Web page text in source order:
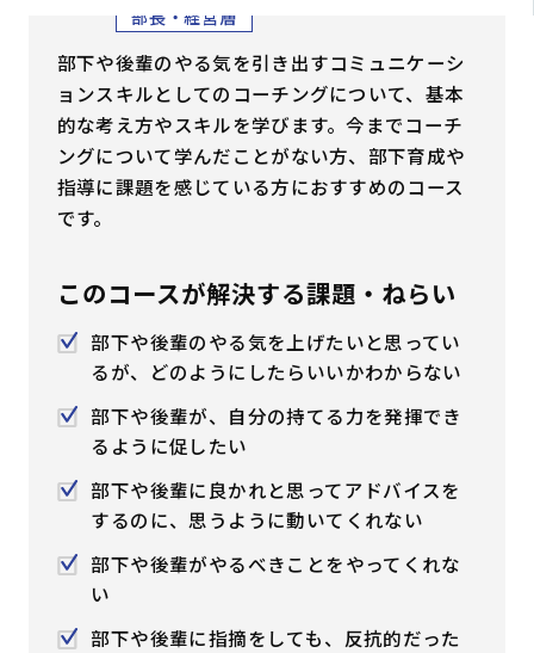
その他からコースを探す
はじめての方へ
サービスの特長
お問い合わせ 資料請求 メルマガ登録
開催間近 満席間近
管理者ログイン
受講者ログイン
部長・経営層
部下や後輩のやる気を引き出すコミュニケーシ
ョンスキルとしてのコーチングについて、基本
的な考え方やスキルを学びます。今までコーチ
ングについて学んだことがない方、部下育成や
指導に課題を感じている方におすすめのコース
です。
このコースが解決する課題・ねらい
部下や後輩のやる気を上げたいと思ってい
るが、どのようにしたらいいかわからない
部下や後輩が、自分の持てる力を発揮でき
るように促したい
部下や後輩に良かれと思ってアドバイスを
するのに、思うように動いてくれない
部下や後輩がやるべきことをやってくれな
い
部下や後輩に指摘をしても、反抗的だった